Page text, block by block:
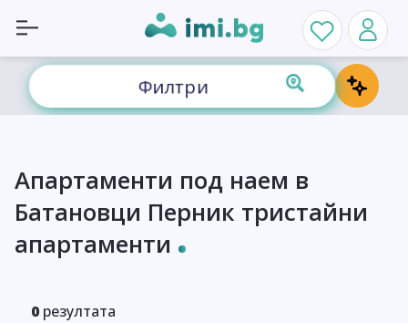
Филтри
Апартаменти под наем в
Батановци Перник тристайни
апартаменти
0 резултата